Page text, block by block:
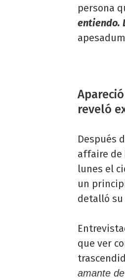
persona
entiendo.
reveló
Después
affaire de
lunes el
un
detalló
que ver
amante